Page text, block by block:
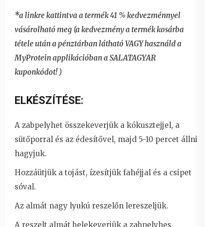
*a linkre kattintva a termék 41 % kedvezménnyel
vásárolható meg (a kedvezmény a termék kosárba
tétele után a pénztárban látható VAGY használd a
MyProtein applikációban a SALATAGYAR
kuponkódot! )
ELKÉSZÍTÉSE:
A zabpelyhet összekeverjük a kókusztejjel, a
sütőporral és az édesítővel, majd 5-10 percet állni
hagyjuk.
Hozzáütjük a tojást, ízesítjük fahéjjal és a csipet
sóval.
Az almát nagy lyukú reszelőn lereszeljük.
A reszelt almát belekeverjük a zabpelyhes